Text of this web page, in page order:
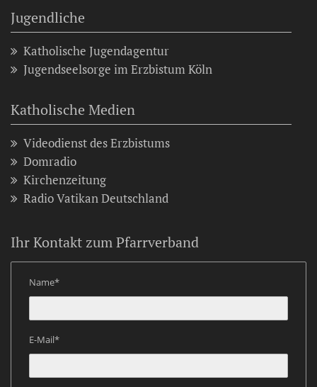
Jugendliche
Katholische Jugendagentur
Jugendseelsorge im Erzbistum Köln
Katholische Medien
Videodienst des Erzbistums
Domradio
Kirchenzeitung
Radio Vatikan Deutschland
Ihr Kontakt zum Pfarrverband
Name*
E-Mail*